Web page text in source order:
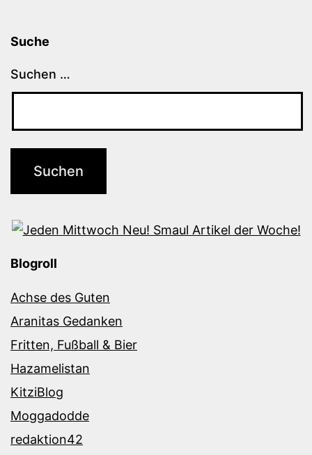
Suche
Suchen …
Blogroll
Achse des Guten
Aranitas Gedanken
Fritten, Fußball & Bier
Hazamelistan
KitziBlog
Moggadodde
redaktion42